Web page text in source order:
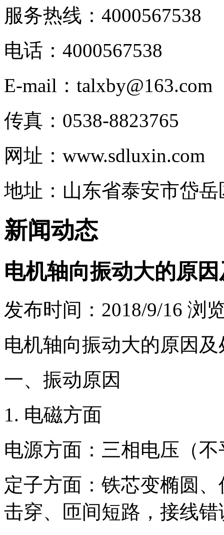
服务热线：4000567538
电话：4000567538
E-mail：talxby@163.com
传真：0538-8823765
网址：www.sdluxin.com
地址：山东省泰安市岱
新闻动态
电机轴向振动大的原
发布时间：2018/9/16 浏
电机轴向振动大的原因
一、振动原因
1. 电磁方面
电源方面：三相电压（
定子方面：铁芯变椭圆
击穿、匝间短路，接线